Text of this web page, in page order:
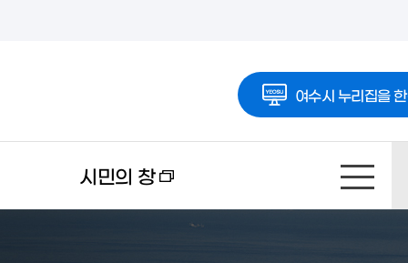
여수시 누리집을
시민의 창